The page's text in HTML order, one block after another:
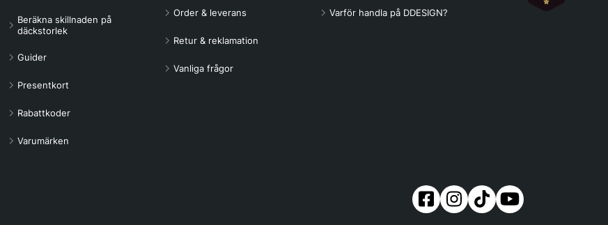
Beräkna skillnaden på
däckstorlek
Guider
Presentkort
Rabattkoder
Varumärken
Order & leverans
Retur & reklamation
Vanliga frågor
Varför handla på DDESIGN?